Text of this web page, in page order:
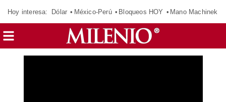
Hoy interesa: Dólar México-Perú Bloqueos HOY Mano Machinek